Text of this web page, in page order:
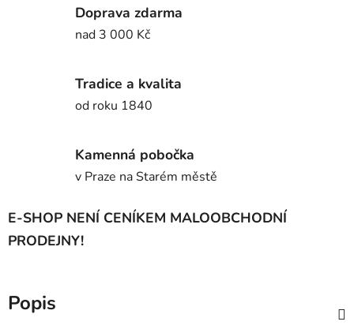
Doprava zdarma
nad 3 000 Kč
Tradice a kvalita
od roku 1840
Kamenná pobočka
v Praze na Starém městě
E-SHOP NENÍ CENÍKEM MALOOBCHODNÍ
PRODEJNY!
Popis